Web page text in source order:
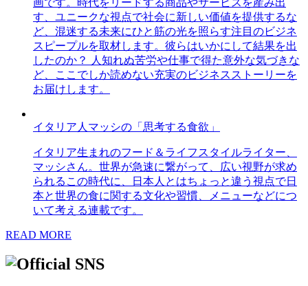
す、ユニークな視点で社会に新しい価値を提供するな
ど、混迷する未来にひと筋の光を照らす注目のビジネ
スピープルを取材します。彼らはいかにして結果を出
したのか？ 人知れぬ苦労や仕事で得た意外な気づきな
ど、ここでしか読めない充実のビジネスストーリーを
お届けします。
イタリア人マッシの「思考する食欲」
イタリア生まれのフード＆ライフスタイルライター、
マッシさん。世界が急速に繋がって、広い視野が求め
られるこの時代に、日本人とはちょっと違う視点で日
本と世界の食に関する文化や習慣、メニューなどにつ
いて考える連載です。
READ MORE